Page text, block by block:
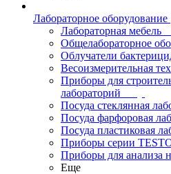
Лабораторное оборудование
Лабораторная мебель
Общелабораторное
Облучатели
Весоизмерительная
Приборы для
лабораторий
Посуда стеклянная
Посуда фарфоровая
Посуда пластиковая
Приборы серии
Приборы для анализа
Еще